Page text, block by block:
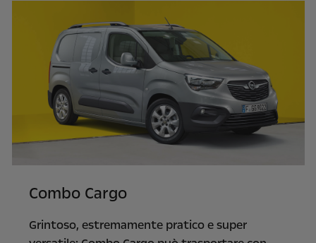
Combo Cargo
Grintoso, estremamente pratico e super